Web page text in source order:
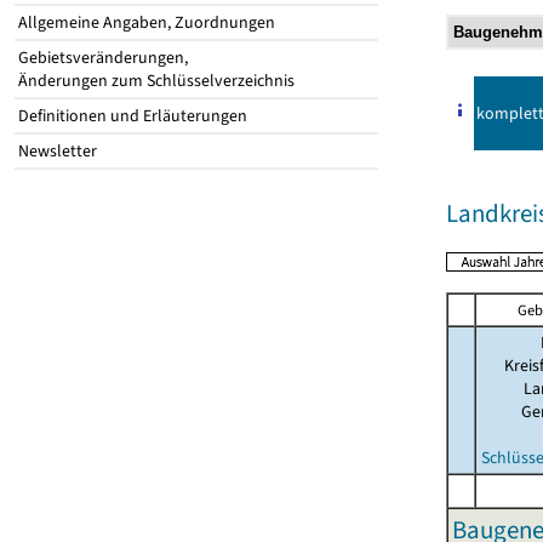
Allgemeine Angaben, Zuordnungen
Gebietsveränderungen,
Änderungen zum Schlüsselverzeichnis
Definitionen und Erläuterungen
Newsletter
komplett